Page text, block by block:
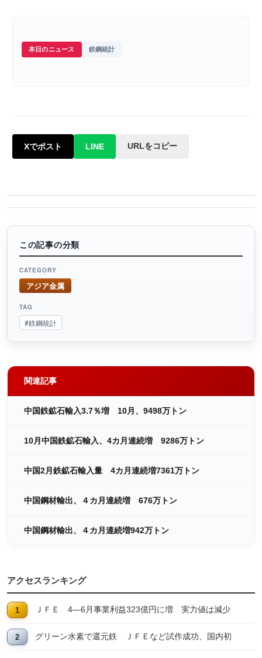
本日のニュース 鉄鋼統計
Xでポスト LINE URLをコピー
この記事の分類
CATEGORY
アジア金属
TAG
#鉄鋼統計
関連記事
中国鉄鉱石輸入3.7％増 10月、9498万トン
10月中国鉄鉱石輸入、4カ月連続増 9286万トン
中国2月鉄鉱石輸入量 4カ月連続増7361万トン
中国鋼材輸出、４カ月連続増 676万トン
中国鋼材輸出、４カ月連続増942万トン
アクセスランキング
ＪＦＥ 4―6月事業利益323億円に増 実力値は減少
グリーン水素で還元鉄 ＪＦＥなど試作成功、国内初